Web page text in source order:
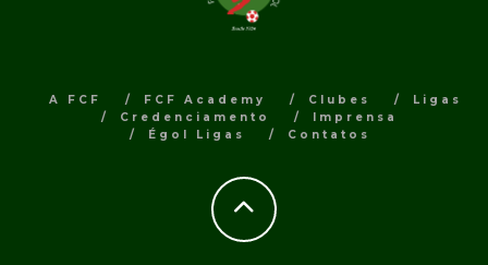
A FCF FCF Academy Clubes
Ligas
Credenciamento
Imprensa
Égol Ligas
Contatos